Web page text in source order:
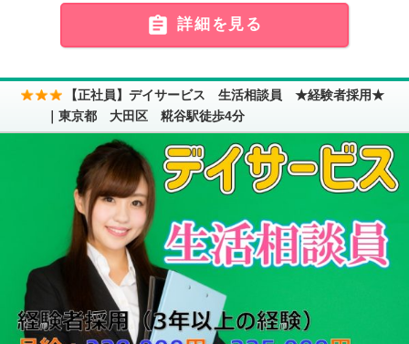
 詳細を見る
【正社員】デイサービス 生活相談員 ★経験者採用★
｜東京都 大田区 糀谷駅徒歩4分